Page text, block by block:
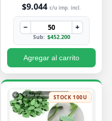
$9.044 c/u imp. incl.
− +
Sub: $452.200
Agregar al carrito
STOCK 100U